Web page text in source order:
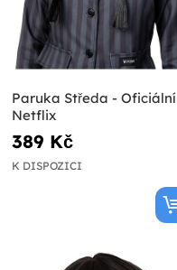
Paruka Středa - Oficiální
Netflix
389 Kč
K DISPOZICI